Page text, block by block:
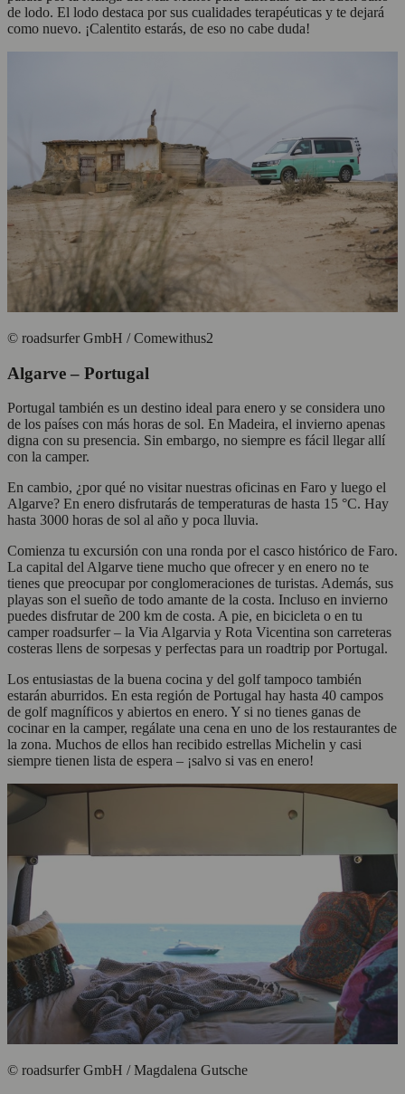
de lodo. El lodo destaca por sus cualidades terapéuticas y te dejará
como nuevo. ¡Calentito estarás, de eso no cabe duda!
© roadsurfer GmbH / Comewithus2
Algarve – Portugal
Portugal también es un destino ideal para enero y se considera uno
de los países con más horas de sol. En Madeira, el invierno apenas
digna con su presencia. Sin embargo, no siempre es fácil llegar allí
con la camper.
En cambio, ¿por qué no visitar nuestras oficinas en Faro y luego el
Algarve? En enero disfrutarás de temperaturas de hasta 15 °C. Hay
hasta 3000 horas de sol al año y poca lluvia.
Comienza tu excursión con una ronda por el casco histórico de Faro.
La capital del Algarve tiene mucho que ofrecer y en enero no te
tienes que preocupar por conglomeraciones de turistas. Además, sus
playas son el sueño de todo amante de la costa. Incluso en invierno
puedes disfrutar de 200 km de costa. A pie, en bicicleta o en tu
camper roadsurfer – la Via Algarvia y Rota Vicentina son carreteras
costeras llens de sorpesas y perfectas para un roadtrip por Portugal.
Los entusiastas de la buena cocina y del golf tampoco también
estarán aburridos. En esta región de Portugal hay hasta 40 campos
de golf magníficos y abiertos en enero. Y si no tienes ganas de
cocinar en la camper, regálate una cena en uno de los restaurantes de
la zona. Muchos de ellos han recibido estrellas Michelin y casi
siempre tienen lista de espera – ¡salvo si vas en enero!
© roadsurfer GmbH / Magdalena Gutsche